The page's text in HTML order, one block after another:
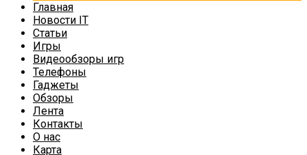
Главная
Новости IT
Статьи
Игры
Видеообзоры игр
Телефоны
Гаджеты
Обзоры
Лента
Контакты
О нас
Карта